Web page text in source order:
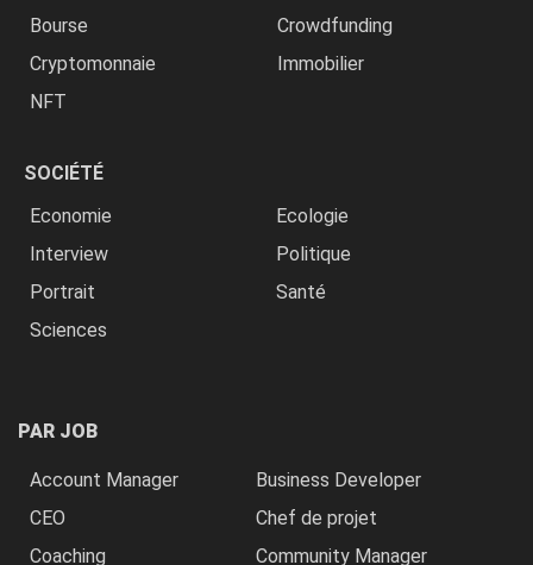
Bourse
Crowdfunding
Cryptomonnaie
Immobilier
NFT
SOCIÉTÉ
Economie
Ecologie
Interview
Politique
Portrait
Santé
Sciences
PAR JOB
Account Manager
Business Developer
CEO
Chef de projet
Coaching
Community Manager